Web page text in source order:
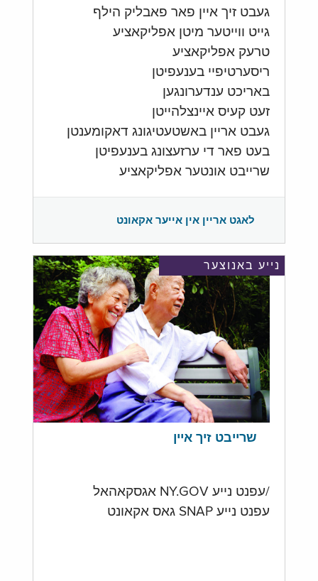
געבט זיך איין פאר פאבליק הילף
גייט ווייטער מיטן אפליקאציע
טרעק אפליקאציע
ריסערטיפיי בענעפיטן
באריכט ענדערונגען
זעט קעיס איינצלהייטן
געבט אריין באשטעטיגונג דאקומענטן
בעט פאר די ערזעצונג בענעפיטן
שרייבט אונטער אפליקאציע
לאגט אריין אין אייער אקאונט
נייע באנוצער
שרייבט זיך איין
/עפנט נייע NY.GOV אגסקאהאל
עפנט נייע SNAP גאס אקאונט